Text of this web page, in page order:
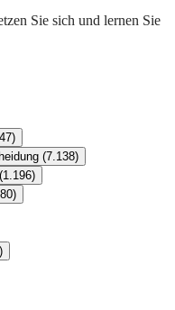
Sie sich und lernen Sie
)
(7.138)
(1.196)
)
)